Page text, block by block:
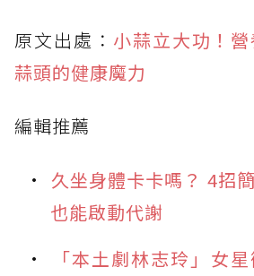
原文出處： 小蒜立大功！
蒜頭的健康魔力
編輯推薦
久坐身體卡卡嗎？ 4招
也能啟動代謝
「本土劇林志玲」女